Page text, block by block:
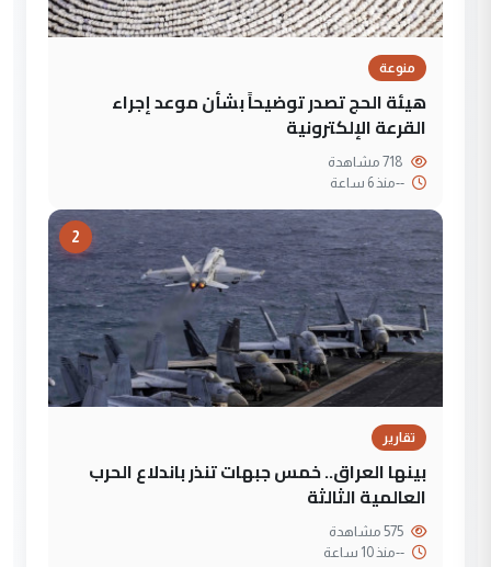
منوعة
هيئة الحج تصدر توضيحاً بشأن موعد إجراء
القرعة الإلكترونية
--منذ 6 ساعة
2
تقارير
بينها العراق.. خمس جبهات تنذر باندلاع الحرب
العالمية الثالثة
--منذ 10 ساعة